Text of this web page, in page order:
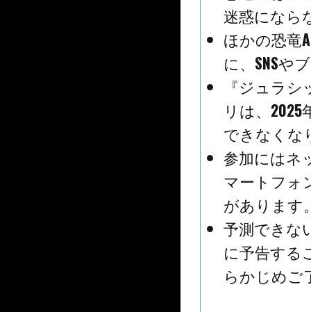
迷惑になら
ほかの恐竜
に、SNSや
『ジュラ
リは、
できなくな
参加にはネ
マートフォ
があります
予測できな
に予告する
らかじめご